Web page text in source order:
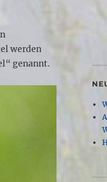
werden
genannt.